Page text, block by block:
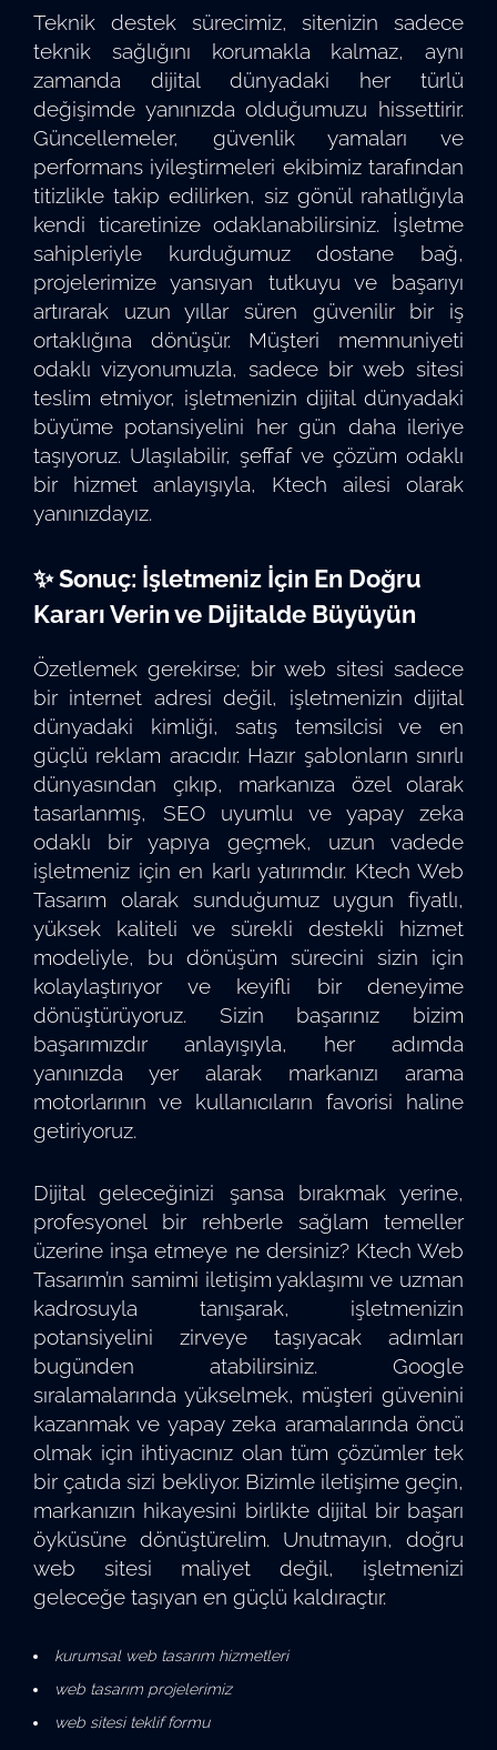
Teknik destek sürecimiz, sitenizin sadece
teknik sağlığını korumakla kalmaz, aynı
zamanda dijital dünyadaki her türlü
değişimde yanınızda olduğumuzu hissettirir.
Güncellemeler, güvenlik yamaları ve
performans iyileştirmeleri ekibimiz tarafından
titizlikle takip edilirken, siz gönül rahatlığıyla
kendi ticaretinize odaklanabilirsiniz. İşletme
sahipleriyle kurduğumuz dostane bağ,
projelerimize yansıyan tutkuyu ve başarıyı
artırarak uzun yıllar süren güvenilir bir iş
ortaklığına dönüşür. Müşteri memnuniyeti
odaklı vizyonumuzla, sadece bir web sitesi
teslim etmiyor, işletmenizin dijital dünyadaki
büyüme potansiyelini her gün daha ileriye
taşıyoruz. Ulaşılabilir, şeffaf ve çözüm odaklı
bir hizmet anlayışıyla, Ktech ailesi olarak
yanınızdayız.
✨ Sonuç: İşletmeniz İçin En Doğru
Kararı Verin ve Dijitalde Büyüyün
Özetlemek gerekirse; bir web sitesi sadece
bir internet adresi değil, işletmenizin dijital
dünyadaki kimliği, satış temsilcisi ve en
güçlü reklam aracıdır. Hazır şablonların sınırlı
dünyasından çıkıp, markanıza özel olarak
tasarlanmış, SEO uyumlu ve yapay zeka
odaklı bir yapıya geçmek, uzun vadede
işletmeniz için en karlı yatırımdır. Ktech Web
Tasarım olarak sunduğumuz uygun fiyatlı,
yüksek kaliteli ve sürekli destekli hizmet
modeliyle, bu dönüşüm sürecini sizin için
kolaylaştırıyor ve keyifli bir deneyime
dönüştürüyoruz. Sizin başarınız bizim
başarımızdır anlayışıyla, her adımda
yanınızda yer alarak markanızı arama
motorlarının ve kullanıcıların favorisi haline
getiriyoruz.
Dijital geleceğinizi şansa bırakmak yerine,
profesyonel bir rehberle sağlam temeller
üzerine inşa etmeye ne dersiniz? Ktech Web
Tasarım’ın samimi iletişim yaklaşımı ve uzman
kadrosuyla tanışarak, işletmenizin
potansiyelini zirveye taşıyacak adımları
bugünden atabilirsiniz. Google
sıralamalarında yükselmek, müşteri güvenini
kazanmak ve yapay zeka aramalarında öncü
olmak için ihtiyacınız olan tüm çözümler tek
bir çatıda sizi bekliyor. Bizimle iletişime geçin,
markanızın hikayesini birlikte dijital bir başarı
öyküsüne dönüştürelim. Unutmayın, doğru
web sitesi maliyet değil, işletmenizi
geleceğe taşıyan en güçlü kaldıraçtır.
kurumsal web tasarım hizmetleri
web tasarım projelerimiz
web sitesi teklif formu